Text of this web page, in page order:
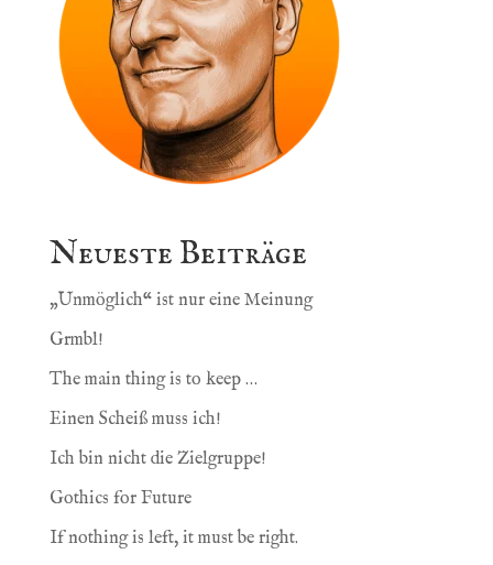
Neueste Beiträge
„Unmöglich“ ist nur eine Meinung
Grmbl!
The main thing is to keep …
Einen Scheiß muss ich!
Ich bin nicht die Zielgruppe!
Gothics for Future
If nothing is left, it must be right.